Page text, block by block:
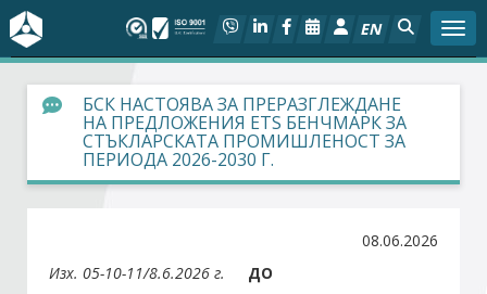
EN
За БСК
На фокус
Актуално
БСК НАСТОЯВА ЗА ПРЕРАЗГЛЕЖДАНЕ
НА ПРЕДЛОЖЕНИЯ ETS БЕНЧМАРК ЗА
СТЪКЛАРСКАТА ПРОМИШЛЕНОСТ ЗА
ПЕРИОДА 2026-2030 Г.
08.06.2026
Изх. 05-10-11/8.6.2026 г.
ДО